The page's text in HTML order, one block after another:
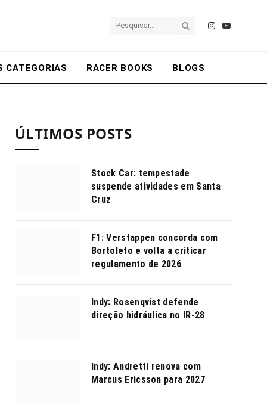
Instagram
YouTube
CATEGORIAS RACER BOOKS BLOGS
ÚLTIMOS POSTS
Stock Car: tempestade
suspende atividades em Santa
Cruz
F1: Verstappen concorda com
Bortoleto e volta a criticar
regulamento de 2026
Indy: Rosenqvist defende
direção hidráulica no IR-28
Indy: Andretti renova com
Marcus Ericsson para 2027